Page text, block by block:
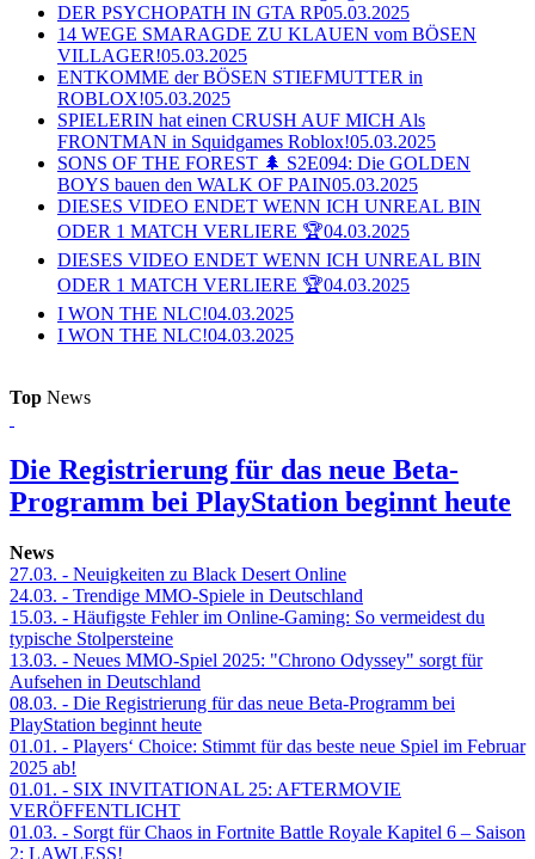
DER PSYCHOPATH IN GTA RP05.03.2025
14 WEGE SMARAGDE ZU KLAUEN vom BÖSEN
VILLAGER!05.03.2025
ENTKOMME der BÖSEN STIEFMUTTER in
ROBLOX!05.03.2025
SPIELERIN hat einen CRUSH AUF MICH Als
FRONTMAN in Squidgames Roblox!05.03.2025
SONS OF THE FOREST 🌲 S2E094: Die GOLDEN
BOYS bauen den WALK OF PAIN05.03.2025
DIESES VIDEO ENDET WENN ICH UNREAL BIN
ODER 1 MATCH VERLIERE 🏆04.03.2025
DIESES VIDEO ENDET WENN ICH UNREAL BIN
ODER 1 MATCH VERLIERE 🏆04.03.2025
I WON THE NLC!04.03.2025
I WON THE NLC!04.03.2025
Top News
Die Registrierung für das neue Beta-
Programm bei PlayStation beginnt heute
News
27.03. - Neuigkeiten zu Black Desert Online
24.03. - Trendige MMO-Spiele in Deutschland
15.03. - Häufigste Fehler im Online-Gaming: So vermeidest du
typische Stolpersteine
13.03. - Neues MMO-Spiel 2025: "Chrono Odyssey" sorgt für
Aufsehen in Deutschland
08.03. - Die Registrierung für das neue Beta-Programm bei
PlayStation beginnt heute
01.01. - Players‘ Choice: Stimmt für das beste neue Spiel im Februar
2025 ab!
01.01. - SIX INVITATIONAL 25: AFTERMOVIE
VERÖFFENTLICHT
01.03. - Sorgt für Chaos in Fortnite Battle Royale Kapitel 6 – Saison
2: LAWLESS!